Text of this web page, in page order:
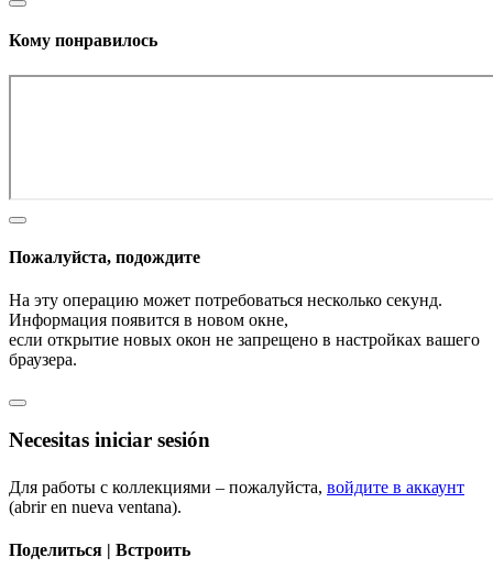
Кому понравилось
Пожалуйста, подождите
На эту операцию может потребоваться несколько секунд.
Информация появится в новом окне,
если открытие новых окон не запрещено в настройках вашего
браузера.
Necesitas iniciar sesión
Для работы с коллекциями – пожалуйста, войдите в аккаунт
(abrir en nueva ventana).
Поделиться | Встроить